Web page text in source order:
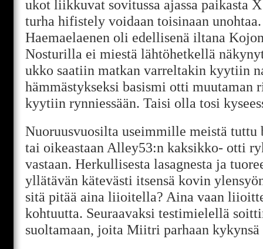
ukot liikkuvat sovitussa ajassa paikasta
turha hifistely voidaan toisinaan
Haemaelaenen oli edellisenä iltana
Nosturilla ei miestä lähtöhetkellä
ukko saatiin matkan varreltakin kyytiin
hämmästykseksi basismi otti muutaman
kyytiin rynniessään. Taisi olla tosi
Nuoruusvuosilta useimmille meistä tuttu
tai oikeastaan Alley53:n kaksikko- otti
vastaan. Herkullisesta lasagnesta ja
yllätävän kätevästi itsensä kovin
sitä pitää aina liioitella? Aina vaan
kohtuutta. Seuraavaksi testimielellä
suoltamaan, joita Miitri parhaan